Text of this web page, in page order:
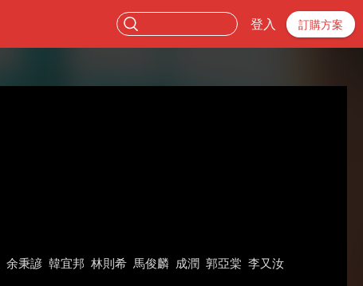
登入 訂購方案
余秉諺 韓宜邦 林則希 馬俊麟 成潤 郭亞棠 李又汝